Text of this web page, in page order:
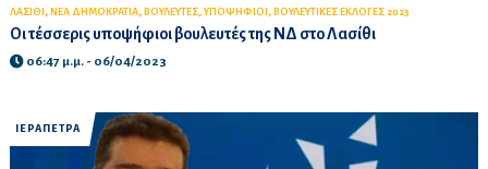
ΛΑΣΙΘΙ , ΝΕΑ ΔΗΜΟΚΡΑΤΙΑ, ΒΟΥΛΕΥΤΕΣ, ΥΠΟΨΗΦΙΟΙ , ΒΟΥΛΕΥΤΙΚΕΣ ΕΚΛΟΓΕΣ 2023
Oι τέσσερις υποψήφιοι βουλευτές της ΝΔ στο Λασίθι
06:47 μ.μ. - 06/04/2023
ΙΕΡΑΠΕΤΡΑ